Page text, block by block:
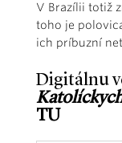
V Brazílii totiž
toho je
ich príbuzní
Digitálnu
TU